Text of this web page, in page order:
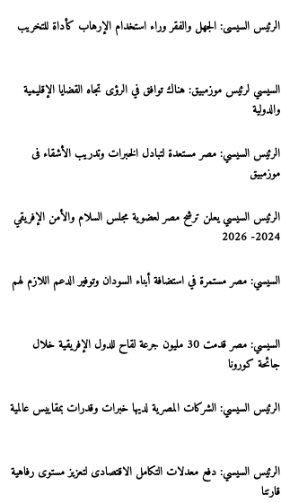
الرئيس السيسى: الجهل والفقر وراء استخدام الإرهاب كأداة للتخريب
السيسي لرئيس موزمبيق: هناك توافق في الرؤى تجاه القضايا الإقليمية
والدولية
الرئيس السيسي: مصر مستعدة لتبادل الخبرات وتدريب الأشقاء فى
موزمبيق
الرئيس السيسي يعلن ترشح مصر لعضوية مجلس السلام والأمن الإفريقي
2024- 2026
السيسي: مصر مستمرة في استضافة أبناء السودان وتوفير الدعم اللازم لهم
السيسي: مصر قدمت 30 مليون جرعة لقاح للدول الإفريقية خلال
جائحة كورونا
الرئيس السيسي: الشركات المصرية لديها خبرات وقدرات بمقاييس عالمية
الرئيس السيسي: دفع معدلات التكامل الاقتصادى لتعزيز مستوى رفاهية
قارتنا